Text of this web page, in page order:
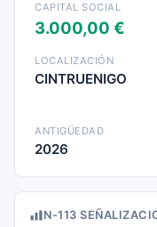
CAPITAL SOCIAL
3.000,00 €
LOCALIZACIÓN
CINTRUENIGO
ANTIGÜEDAD
2026
N-113